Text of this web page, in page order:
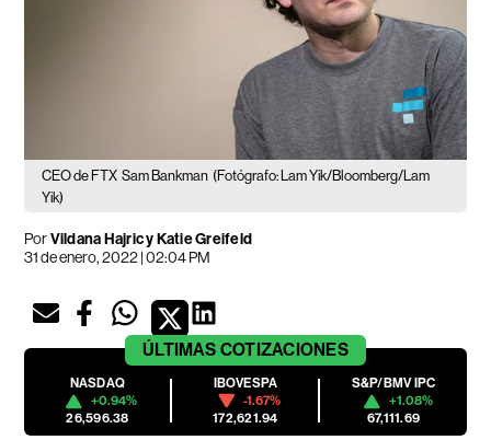
CEO de FTX Sam Bankman (Fotógrafo: Lam Yik/Bloomberg/Lam
Yik)
PorVildana Hajric y Katie Greifeld
31 de enero, 2022 | 02:04 PM
ÚLTIMAS COTIZACIONES
NASDAQ
+0.94%
26,596.38
IBOVESPA
-1.67%
172,621.94
S&P/BMV IPC
+1.08%
67,111.69